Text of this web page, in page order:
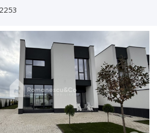
2253